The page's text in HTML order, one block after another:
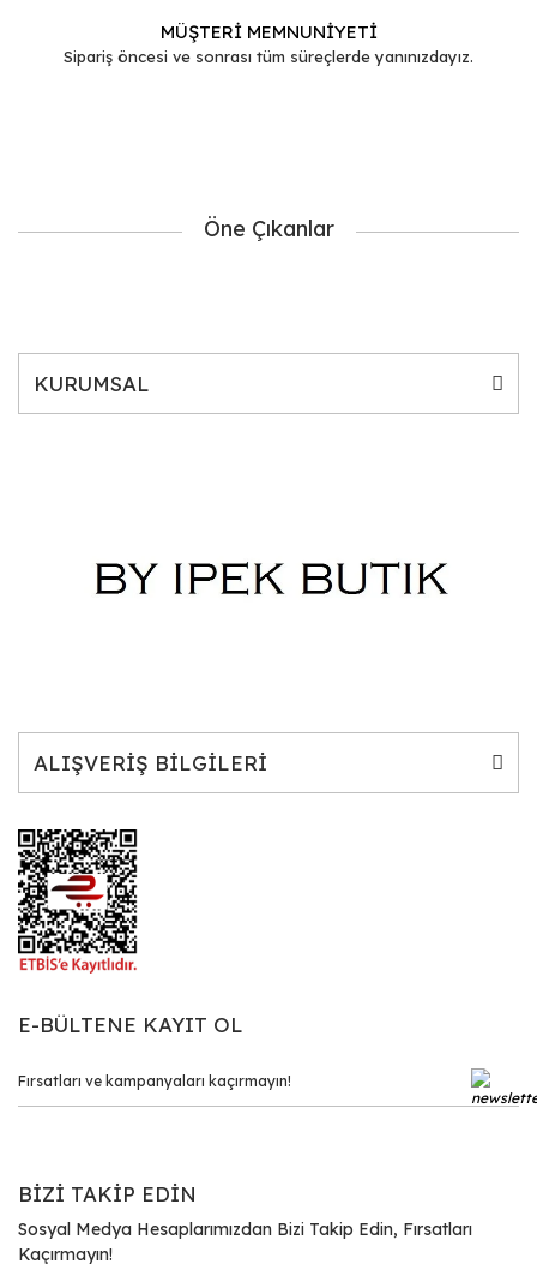
MÜŞTERİ MEMNUNİYETİ
Sipariş öncesi ve sonrası tüm süreçlerde yanınızdayız.
Öne Çıkanlar
KURUMSAL
ALIŞVERİŞ BİLGİLERİ
E-BÜLTENE KAYIT OL
BİZİ TAKİP EDİN
Sosyal Medya Hesaplarımızdan Bizi Takip Edin, Fırsatları
Kaçırmayın!